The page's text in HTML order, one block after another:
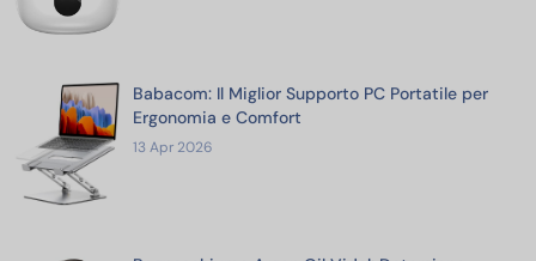
Babacom: Il Miglior Supporto PC Portatile per
Ergonomia e Comfort
13 Apr 2026